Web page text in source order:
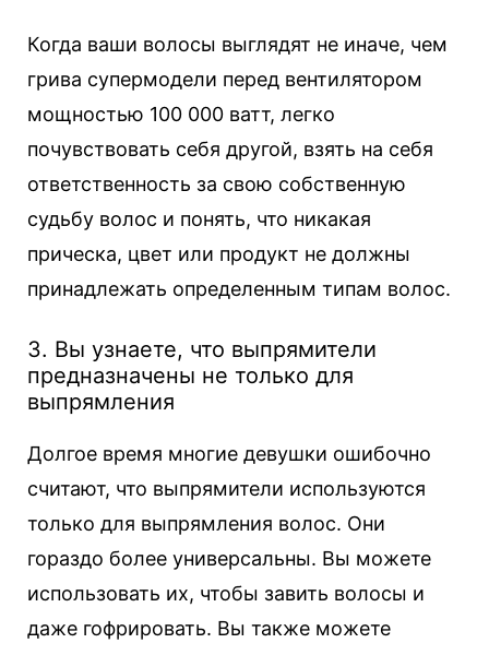
Когда ваши волосы выглядят не иначе, чем
грива супермодели перед вентилятором
мощностью 100 000 ватт, легко
почувствовать себя другой, взять на себя
ответственность за свою собственную
судьбу волос и понять, что никакая
прическа, цвет или продукт не должны
принадлежать определенным типам волос.
3. Вы узнаете, что выпрямители
предназначены не только для
выпрямления
Долгое время многие девушки ошибочно
считают, что выпрямители используются
только для выпрямления волос. Они
гораздо более универсальны. Вы можете
использовать их, чтобы завить волосы и
даже гофрировать. Вы также можете